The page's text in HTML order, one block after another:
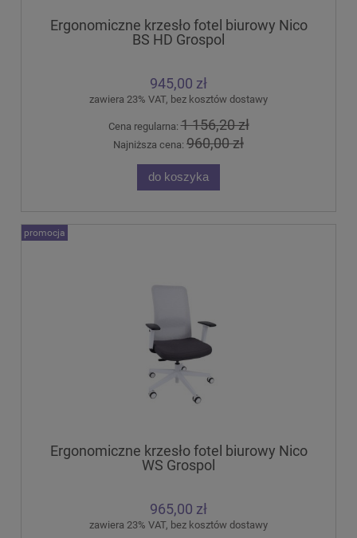
Ergonomiczne krzesło fotel biurowy Nico
BS HD Grospol
945,00 zł
zawiera 23% VAT, bez kosztów dostawy
Cena regularna:1 156,20 zł
Najniższa cena: 960,00 zł
do koszyka
Ergonomiczne krzesło fotel biurowy Nico
WS Grospol
965,00 zł
zawiera 23% VAT, bez kosztów dostawy
promocja